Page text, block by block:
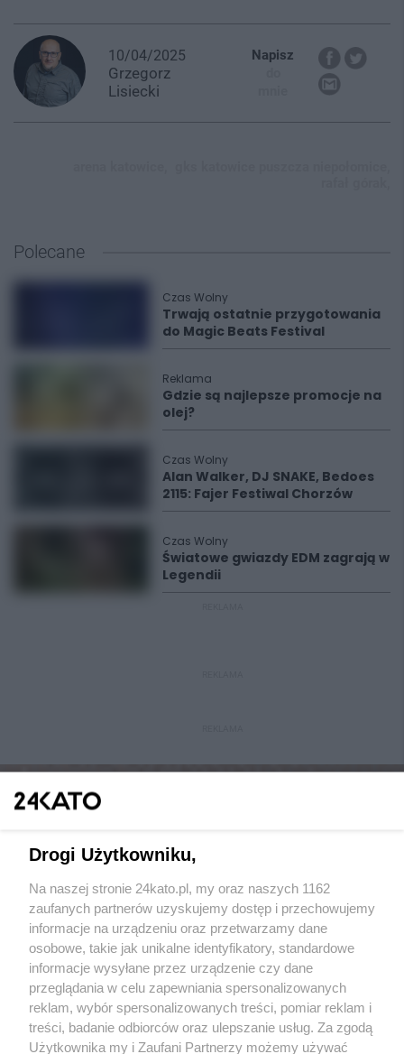
10/04/2025
Grzegorz
Lisiecki
Napisz
Polecane
Czas Wolny
Trwają ostatnie przygotowania
do Magic Beats Festival
Reklama
Gdzie są najlepsze promocje na
olej?
Czas Wolny
Alan Walker, DJ SNAKE, Bedoes
2115: Fajer Festiwal Chorzów
Czas Wolny
Światowe gwiazdy EDM zagrają w
Legendii
Wydawca mediów lokalnych
Nie zapomnij
zapoznać się z:
polityką prywatności regulamin korzystania z portali
Drogi Użytkowniku,
Na naszej stronie 24kato.pl, my oraz naszych 1162
zaufanych partnerów uzyskujemy dostęp i przechowujemy
informacje na urządzeniu oraz przetwarzamy dane
osobowe, takie jak unikalne identyfikatory, standardowe
informacje wysyłane przez urządzenie czy dane
przeglądania w celu zapewniania spersonalizowanych
reklam, wybór spersonalizowanych treści, pomiar reklam i
treści, badanie odbiorców oraz ulepszanie usług. Za zgodą
Użytkownika my i Zaufani Partnerzy możemy używać